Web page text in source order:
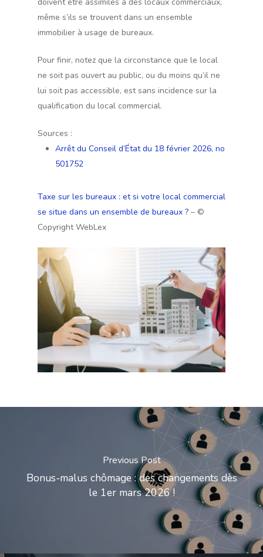
même s’ils se trouvent dans un ensemble
immobilier à usage de bureaux.
Pour finir, notez que la circonstance que le local
ne soit pas ouvert au public, ou du moins qu’il ne
lui soit pas accessible, est sans incidence sur la
qualification du local commercial.
Sources :
Arrêt du Conseil d’État du 18 février 2026, no
501752
Taxe sur les bureaux : et si votre local commercial
se situe dans un ensemble de bureaux ? – ©
Copyright WebLex
Previous Post
Bonus-malus chômage : des changements dès
le 1er mars 2026 !